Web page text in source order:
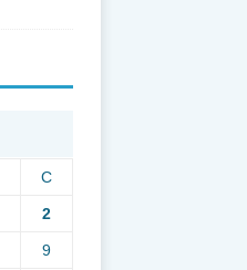
C
2
9